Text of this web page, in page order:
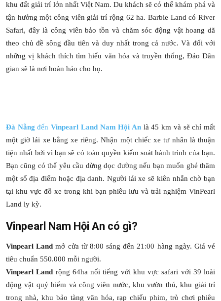
khu đất giải trí lớn nhất Việt Nam. Du khách sẽ có thể khám phá và
tận hưởng một công viên giải trí rộng 62 ha. Barbie Land có River
Safari, đây là công viên bảo tồn và chăm sóc động vật hoang dã
theo chủ đề sông đầu tiên và duy nhất trong cả nước. Và đối với
những vị khách thích tìm hiểu văn hóa và truyền thống, Đảo Dân
gian sẽ là nơi hoàn hảo cho họ.
Đà Nẵng đếnVinpearl Land Nam Hội An là 45 km và sẽ chỉ mất
một giờ lái xe bằng xe riêng. Nhận một chiếc xe tư nhân là thuận
tiện nhất bởi vì bạn sẽ có toàn quyền kiểm soát hành trình của bạn.
Bạn cũng có thể yêu cầu dừng dọc đường nếu bạn muốn ghé thăm
một số địa điểm hoặc địa danh. Người lái xe sẽ kiên nhẫn chờ bạn
tại khu vực đỗ xe trong khi bạn phiêu lưu và trải nghiệm VinPearl
Land ly kỳ.
Vinpearl Nam Hội An có gì?
Vinpearl Land mở cửa từ 8:00 sáng đến 21:00 hàng ngày. Giá vé
tiêu chuẩn 550.000 mỗi người.
Vinpearl Land rộng 64ha nổi tiếng với khu vực safari với 39 loài
động vật quý hiếm và công viên nước, khu vườn thú, khu giải trí
trong nhà, khu bảo tàng văn hóa, rạp chiếu phim, trò chơi phiêu